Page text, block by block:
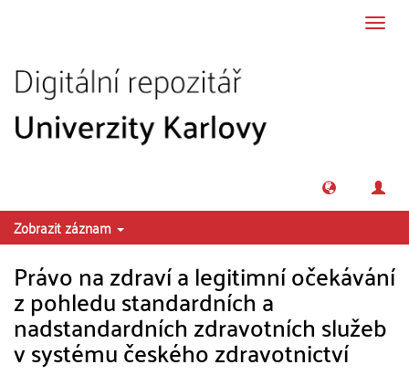
Zobrazit záznam
Právo na zdraví a legitimní očekávání
z pohledu standardních a
nadstandardních zdravotních služeb
v systému českého zdravotnictví